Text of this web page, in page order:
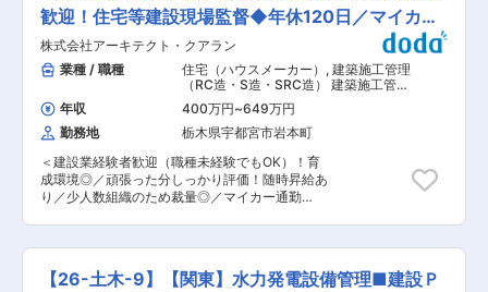
ります！ ■日光事業所の魅力（引っ越し補填や住
環境補助・単身赴任手当あり） 日光事業所は、栃
木県日光市に位置し、豊かな自然と歴史文化に囲
まれた環境で働くことができます。世界遺産であ
る日光東照宮をはじめとする歴史的建造物が点在
し、四季折々の美しい風景が日常の中に溶け込ん
でいます。休日には中禅寺湖や華厳滝などの観光
地でリフレッシュできるほか、鬼怒川温泉などの
名湯も近く、心身ともに癒される環境が整ってい
ます。 また、今市エリアを中心に生活インフラも
充実しており、商業施設や医療機関、教育機関が
っています。住宅費も首都圏に比べて抑えられて
おり、広い住空間を確保しやすい点も魅力です。
宇都宮や東京方面への移動も可能。車での通勤や
力開発・災害復旧などの土木施設の建設・改良・
維持、及び宅地・農地・水路などの改良・造成に
関する計画・設計・工事監理・技術指導・施工管
理・検査など。 ■就業環境： 残業は月平均20時
間。年間休日125日の他、有給休暇5日以上を全社
員に必ず消化させています。ワークライフバラン
スを向上させるため、全社を挙げて取り組んでい
ます。 ※従業員の健康づくりに積極的に取り組む
「とちぎ健康経営事業所」として栃木県から認定
を受けております（認定期間：R5.8.1〜
R8.7.31）。 ■当社の特徴： 1950年創業以来、順
調に業績を伸ばし、栃木県内でA級の建設会社に
発展しました。高度化する技術を習得し、社会に
歓迎！住宅等建設現場監督◆年休120日／マイカー
通勤可
株式会社アーキテクト・クアラン
業種 / 職種
住宅（ハウスメーカー） , 建築施工管理
（RC造・S造・SRC造） 建築施工管理
（木造）
年収 400万円~649万円
勤務地
栃木県宇都宮市岩本町
＜建設業経験者歓迎（職種未経験でもOK）！育
成環境◎／頑張った分しっかり評価！随時昇給あ
り／少人数組織のため裁量◎／マイカー通勤
をメインの拠点として総合建設事業を運営する当
社にて建築現場監督として業務に従事していただ
きます。 ■職務詳細： ・建設現場において、現
【26-土木-9】【関東】水力発電設備管理■建設Ｐ